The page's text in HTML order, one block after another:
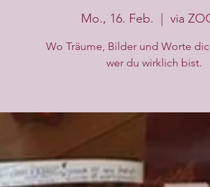
Mo., 16. Feb. via
Wo Träume, Bilder und Worte
wer du wirklich bist.